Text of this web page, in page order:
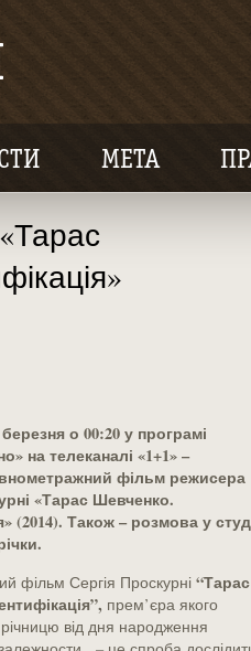
МЕТА
о 00:20 у програмі
на телеканалі «1+1» –
фільм режисера
«Тарас Шевченко.
(2014). Також – розмова у
фільм Сергія Проскурні “Тарас
прем’єра якого
від дня народження